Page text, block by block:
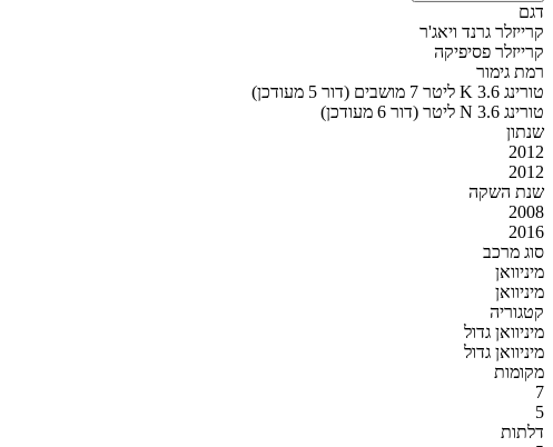
דגם
קרייזלר גרנד ויאג'ר
קרייזלר פסיפיקה
רמת גימור
טורינג K 3.6 ליטר 7 מושבים (דור 5 מעודכן)
טורינג N 3.6 ליטר (דור 6 מעודכן)
שנתון
2012
2012
שנת השקה
2008
2016
סוג מרכב
מיניוואן
מיניוואן
קטגוריה
מיניוואן גדול
מיניוואן גדול
מקומות
7
5
דלתות